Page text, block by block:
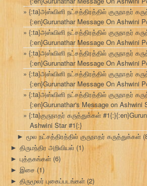
{:ta}அஸ்வினி நட்சத்திரத்தில் குருநாதர்
{:en}Gurunathar Message On Ashwini
{:ta}அஸ்வினி நட்சத்திரத்தில் குருநாதர்
{:en}Gurunathar Message On Ashwini
{:ta}அஸ்வினி நட்சத்திரத்தில் குருநாதர்
{:en}Gurunathar Message On Ashwini
{:ta}அஸ்வினி நட்சத்திரத்தில் குருநாதர்
{:en}Gurunathar Message On Ashwini
{:ta}அஸ்வினி நட்சத்திரத்தில் குருநாதர்
{:en}Gurunathar's Message on Ashwini
{:ta}குருநாதர் கருத்துக்கள்
Ashwini Star #1{:}
► மூல நட்சத்திரத்தில் குருநாதர் கருத்துக்கள்
► திருமந்திர அறிவியல் (1)
► புத்தகங்கள் (6)
► இசை (1)
► திருமூலர் புகைப்படங்கள் (2)